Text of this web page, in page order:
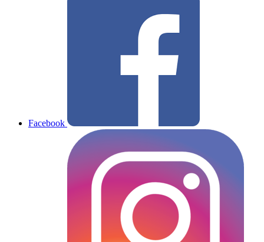
Facebook